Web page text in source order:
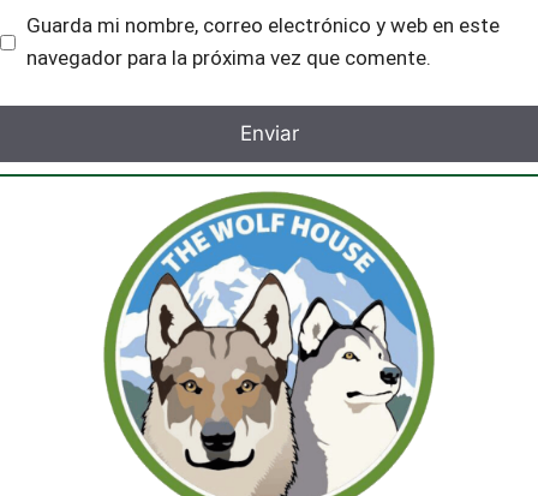
Guarda mi nombre, correo electrónico y web en este
navegador para la próxima vez que comente.